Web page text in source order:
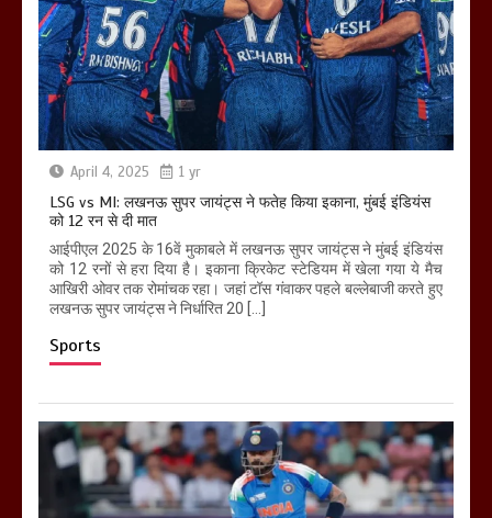
April 4, 2025 1 yr
LSG vs MI: लखनऊ सुपर जायंट्स ने फतेह किया इकाना, मुंबई इंडियंस
को 12 रन से दी मात
आईपीएल 2025 के 16वें मुकाबले में लखनऊ सुपर जायंट्स ने मुंबई इंडियंस
को 12 रनों से हरा दिया है। इकाना क्रिकेट स्टेडियम में खेला गया ये मैच
आखिरी ओवर तक रोमांचक रहा। जहां टॉस गंवाकर पहले बल्लेबाजी करते हुए
लखनऊ सुपर जायंट्स ने निर्धारित 20 […]
Sports